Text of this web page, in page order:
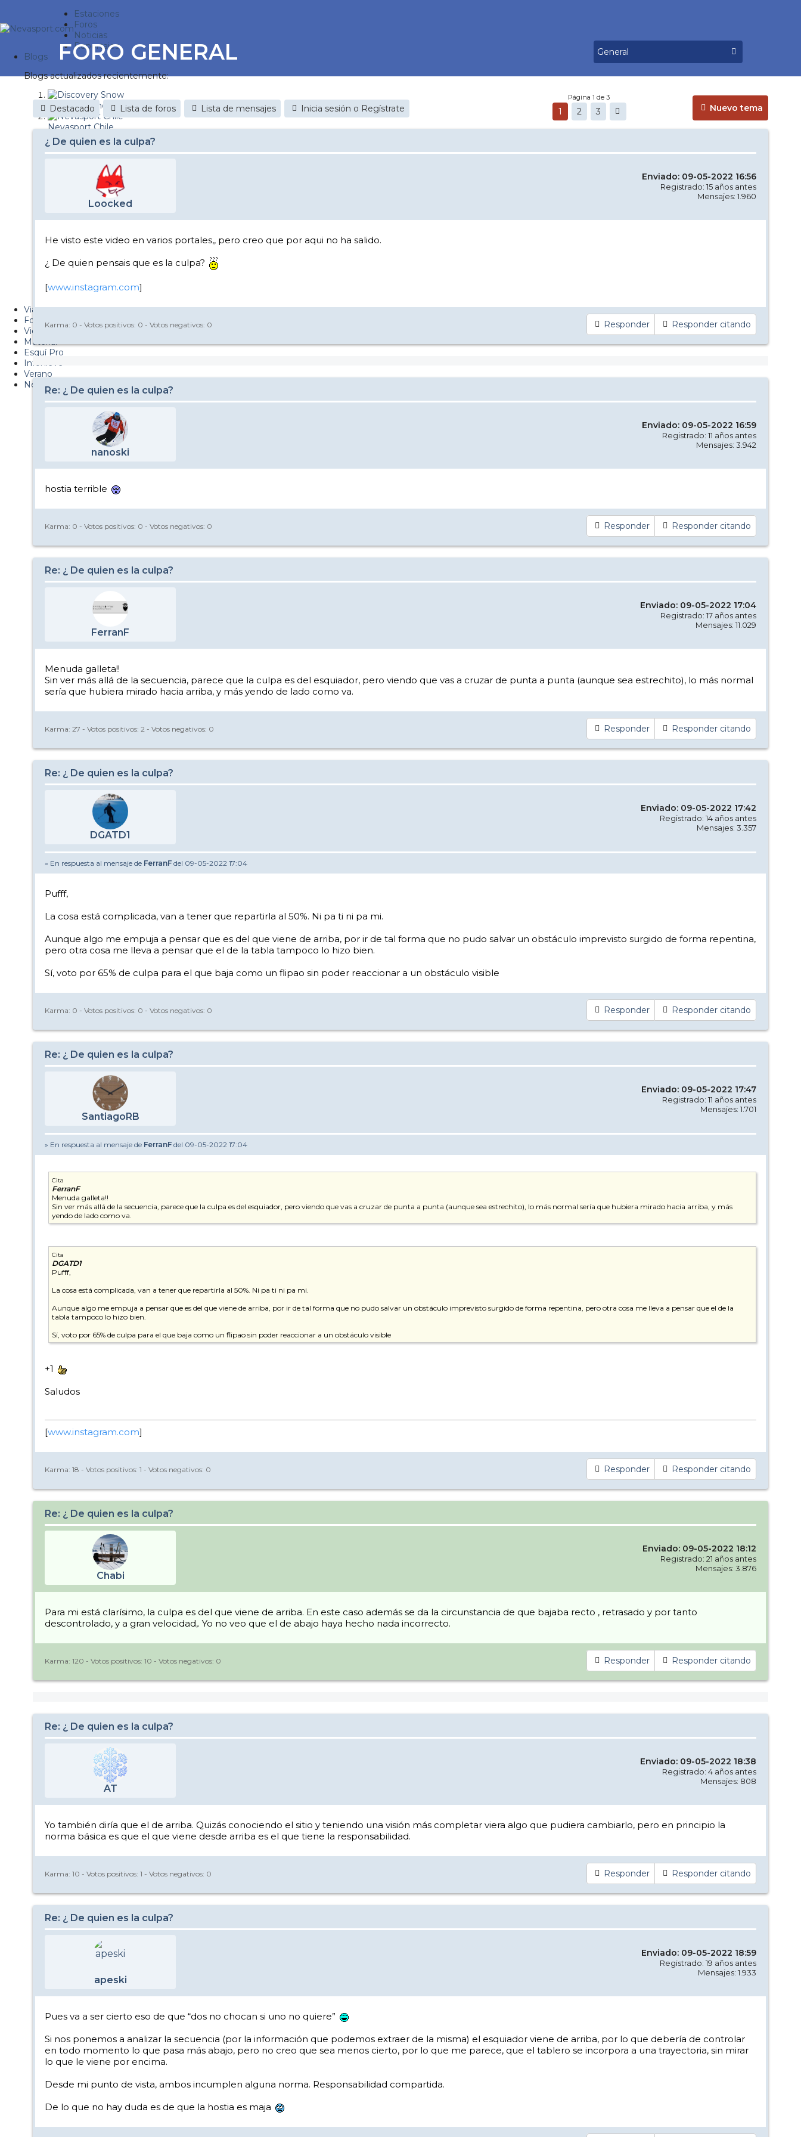
Estaciones
Foros
Noticias
Reportajes
Blogs
Blogs actualizados recientemente:
Discovery Snow
Nevasport Chile
Esquiaryviajar.com
nevasport blog
Diario de un friki
Viajes
Fotos
Videos
Material
Esquí Pro
Infonieve
Verano
Nevalog
FORO GENERAL
Nuevo tema
Destacado Lista de foros Lista de mensajes Inicia sesión o Regístrate
Página 1 de 3
1 2 3
¿ De quien es la culpa?
Loocked
Enviado: 09-05-2022 16:56
Registrado: 15 años antes
Mensajes: 1.960
He visto este video en varios portales,, pero creo que por aqui no ha salido.
¿ De quien pensais que es la culpa?
[www.instagram.com]
Responder Responder citando
Karma: 0 - Votos positivos: 0 - Votos negativos: 0
Re: ¿ De quien es la culpa?
nanoski
Enviado: 09-05-2022 16:59
Registrado: 11 años antes
Mensajes: 3.942
hostia terrible
Responder Responder citando
Karma: 0 - Votos positivos: 0 - Votos negativos: 0
Re: ¿ De quien es la culpa?
FerranF
Enviado: 09-05-2022 17:04
Registrado: 17 años antes
Mensajes: 11.029
Menuda galleta!!
Sin ver más allá de la secuencia, parece que la culpa es del esquiador, pero viendo que vas a cruzar de punta a punta (aunque sea estrechito), lo más normal
sería que hubiera mirado hacia arriba, y más yendo de lado como va.
Responder Responder citando
Karma: 27 - Votos positivos: 2 - Votos negativos: 0
Re: ¿ De quien es la culpa?
DGATD1
Enviado: 09-05-2022 17:42
Registrado: 14 años antes
Mensajes: 3.357
» En respuesta al mensaje de FerranF del 09-05-2022 17:04
Pufff,
La cosa está complicada, van a tener que repartirla al 50%. Ni pa ti ni pa mi.
Aunque algo me empuja a pensar que es del que viene de arriba, por ir de tal forma que no pudo salvar un obstáculo imprevisto surgido de forma repentina,
pero otra cosa me lleva a pensar que el de la tabla tampoco lo hizo bien.
Sí, voto por 65% de culpa para el que baja como un flipao sin poder reaccionar a un obstáculo visible
Responder Responder citando
Karma: 0 - Votos positivos: 0 - Votos negativos: 0
Re: ¿ De quien es la culpa?
SantiagoRB
Enviado: 09-05-2022 17:47
Registrado: 11 años antes
Mensajes: 1.701
» En respuesta al mensaje de FerranF del 09-05-2022 17:04
Cita
FerranF
Menuda galleta!!
Sin ver más allá de la secuencia, parece que la culpa es del esquiador, pero viendo que vas a cruzar de punta a punta (aunque sea estrechito), lo más normal sería que hubiera mirado hacia arriba, y más
yendo de lado como va.
Cita
DGATD1
Pufff,
La cosa está complicada, van a tener que repartirla al 50%. Ni pa ti ni pa mi.
Aunque algo me empuja a pensar que es del que viene de arriba, por ir de tal forma que no pudo salvar un obstáculo imprevisto surgido de forma repentina, pero otra cosa me lleva a pensar que el de la
tabla tampoco lo hizo bien.
Sí, voto por 65% de culpa para el que baja como un flipao sin poder reaccionar a un obstáculo visible
+1
Saludos
[www.instagram.com]
Responder Responder citando
Karma: 18 - Votos positivos: 1 - Votos negativos: 0
Re: ¿ De quien es la culpa?
Chabi
Enviado: 09-05-2022 18:12
Registrado: 21 años antes
Mensajes: 3.876
Para mi está clarísimo, la culpa es del que viene de arriba. En este caso además se da la circunstancia de que bajaba recto , retrasado y por tanto
descontrolado, y a gran velocidad,. Yo no veo que el de abajo haya hecho nada incorrecto.
Responder Responder citando
Karma: 120 - Votos positivos: 10 - Votos negativos: 0
Re: ¿ De quien es la culpa?
AT
Enviado: 09-05-2022 18:38
Registrado: 4 años antes
Mensajes: 808
Yo también diría que el de arriba. Quizás conociendo el sitio y teniendo una visión más completar viera algo que pudiera cambiarlo, pero en principio la
norma básica es que el que viene desde arriba es el que tiene la responsabilidad.
Responder Responder citando
Karma: 10 - Votos positivos: 1 - Votos negativos: 0
Re: ¿ De quien es la culpa?
apeski
Enviado: 09-05-2022 18:59
Registrado: 19 años antes
Mensajes: 1.933
Pues va a ser cierto eso de que “dos no chocan si uno no quiere”
Si nos ponemos a analizar la secuencia (por la información que podemos extraer de la misma) el esquiador viene de arriba, por lo que debería de controlar
en todo momento lo que pasa más abajo, pero no creo que sea menos cierto, por lo que me parece, que el tablero se incorpora a una trayectoria, sin mirar
lo que le viene por encima.
Desde mi punto de vista, ambos incumplen alguna norma. Responsabilidad compartida.
De lo que no hay duda es de que la hostia es maja